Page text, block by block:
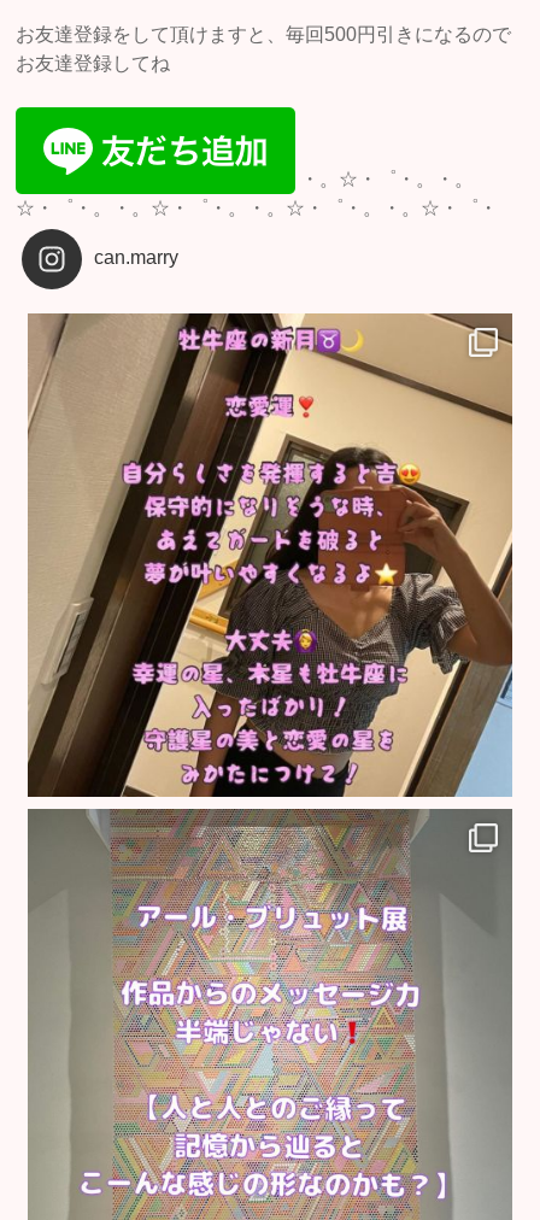
お友達登録をして頂けますと、毎回500円引きになるので
お友達登録してね
・。☆・゜・。・。
☆・゜・。・。☆・゜・。・。☆・゜・。・。☆・゜・
can.marry